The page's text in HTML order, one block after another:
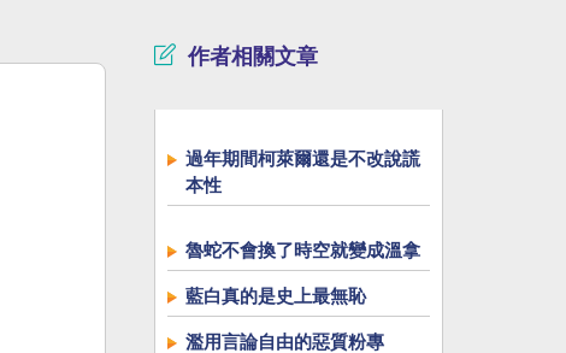
作者相關文章
過年期間柯萊爾還是不改說謊
本性
魯蛇不會換了時空就變成溫拿
藍白真的是史上最無恥
濫用言論自由的惡質粉專